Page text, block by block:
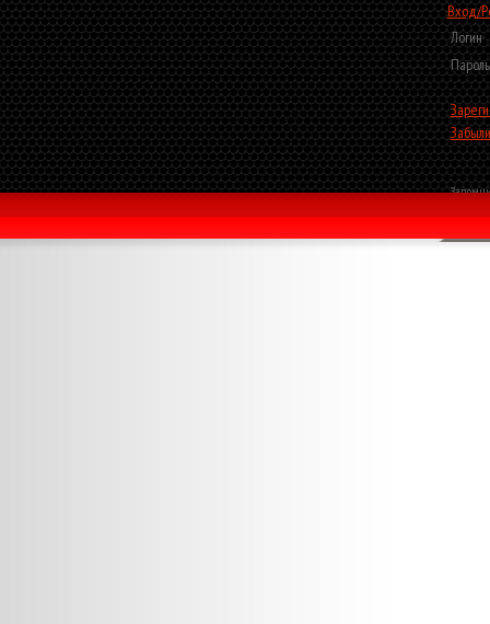
Вход/
Логин
Пароль